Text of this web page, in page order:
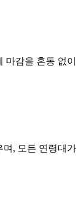
감을 혼동 없이
며, 모든 연령대가